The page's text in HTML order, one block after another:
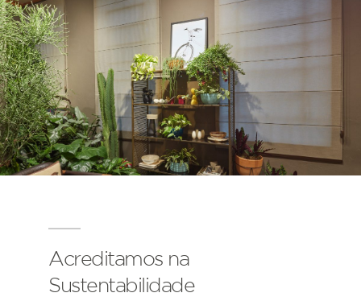
Acreditamos na
Sustentabilidade